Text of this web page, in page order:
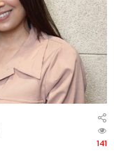
141